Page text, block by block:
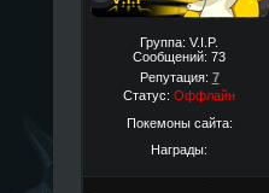
Группа: V.I.P.
Сообщений: 73
Репутация: 7
Статус: Оффлайн
Покемоны сайта:
Награды: